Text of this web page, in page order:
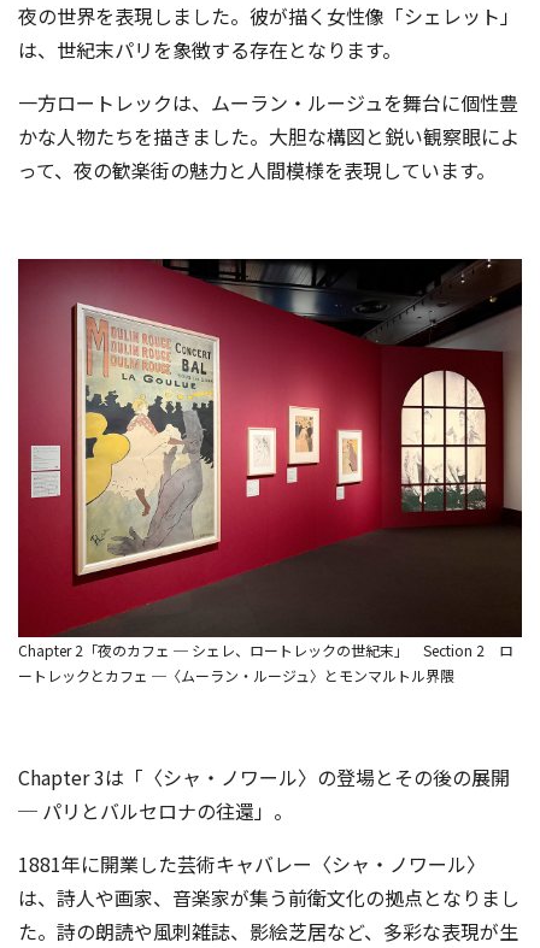
夜の世界を表現しました。彼が描く女性像「シェレット」
は、世紀末パリを象徴する存在となります。
一方ロートレックは、ムーラン・ルージュを舞台に個性豊
かな人物たちを描きました。大胆な構図と鋭い観察眼によ
って、夜の歓楽街の魅力と人間模様を表現しています。
Chapter 2「夜のカフェ ─ シェレ、ロートレックの世紀末」 Section 2 ロ
ートレックとカフェ ─〈ムーラン・ルージュ〉とモンマルトル界隈
Chapter 3は「〈シャ・ノワール〉の登場とその後の展開
─ パリとバルセロナの往還」。
1881年に開業した芸術キャバレー〈シャ・ノワール〉
は、詩人や画家、音楽家が集う前衛文化の拠点となりまし
た。詩の朗読や風刺雑誌、影絵芝居など、多彩な表現が生